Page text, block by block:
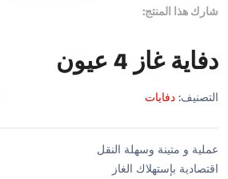
شارك هذا المنتج:
دفاية غاز 4 عيون
التصنيف:دفايات
عملية و متينة وسهلة النقل
اقتصادية بإستهلاك الغاز